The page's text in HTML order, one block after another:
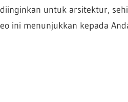
untuk arsitektur,
ini menunjukkan kepada